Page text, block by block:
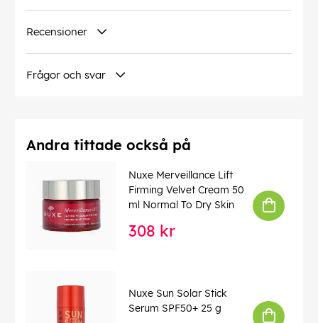
Recensioner
Frågor och svar
Andra tittade också på
Nuxe Merveillance Lift
Firming Velvet Cream 50
ml Normal To Dry Skin
308 kr
Nuxe Sun Solar Stick
Serum SPF50+ 25 g